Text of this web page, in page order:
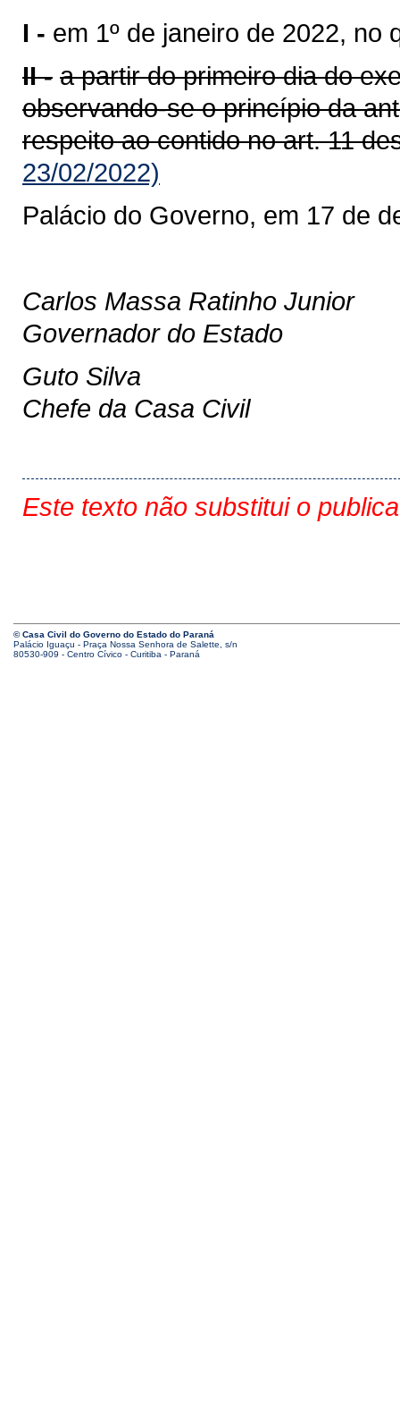
I - em 1º de janeiro de 2022, no
II - a partir do primeiro dia do
observando-se o princípio da
respeito ao contido no art. 11
23/02/2022)
Palácio do Governo, em 17 de
Carlos Massa Ratinho Junior
Governador do Estado
Guto Silva
Chefe da Casa Civil
Este texto não substitui o
© Casa Civil do Governo do Estado do Paraná
Palácio Iguaçu - Praça Nossa Senhora de Salette, s/n
80530-909 - Centro Cívico - Curitiba - Paraná